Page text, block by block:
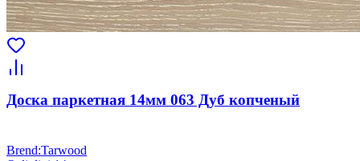
Доска паркетная 14мм 063 Дуб копченый
Brend:Tarwood